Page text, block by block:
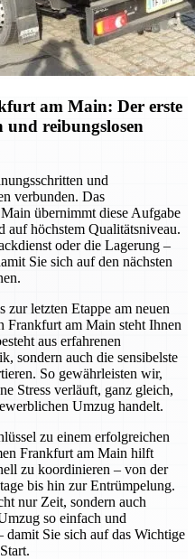
am Main: Der erste
und reibungslosen
und
verbunden. Das
übernimmt diese Aufgabe
auf höchstem Qualitätsniveau.
oder die Lagerung –
Sie sich auf den nächsten
zur letzten Etappe am neuen
Frankfurt am Main steht Ihnen
aus erfahrenen
sondern auch die sensibelste
So gewährleisten wir,
Stress verläuft, ganz gleich,
Umzug handelt.
zu einem erfolgreichen
Frankfurt am Main hilft
zu koordinieren – von der
bis hin zur Entrümpelung.
nur Zeit, sondern auch
so einfach und
Sie sich auf das Wichtige